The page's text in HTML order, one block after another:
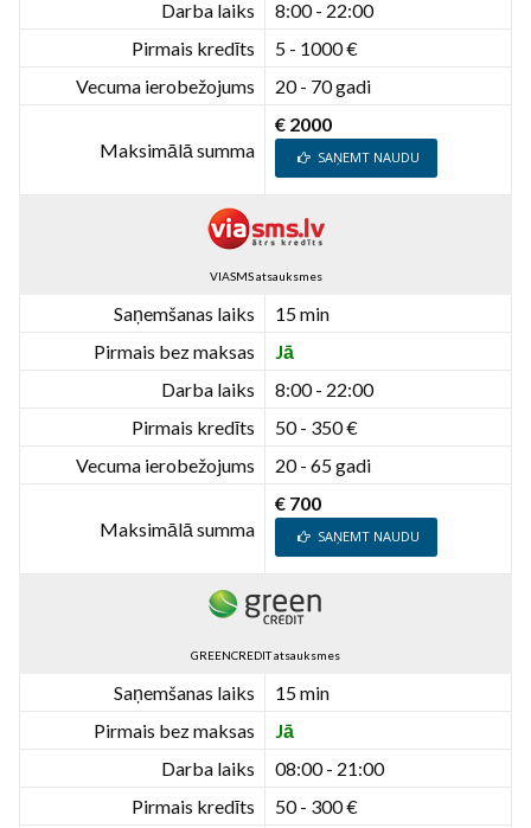
Darba laiks
8:00 - 22:00
Pirmais kredīts
5 - 1000 €
Vecuma ierobežojums
20 - 70 gadi
Maksimālā summa
€ 2000
SAŅEMT NAUDU
VIASMS atsauksmes
Saņemšanas laiks
15 min
Pirmais bez maksas
Jā
Darba laiks
8:00 - 22:00
Pirmais kredīts
50 - 350 €
Vecuma ierobežojums
20 - 65 gadi
Maksimālā summa
€ 700
SAŅEMT NAUDU
GREENCREDIT atsauksmes
Saņemšanas laiks
15 min
Pirmais bez maksas
Jā
Darba laiks
08:00 - 21:00
Pirmais kredīts
50 - 300 €